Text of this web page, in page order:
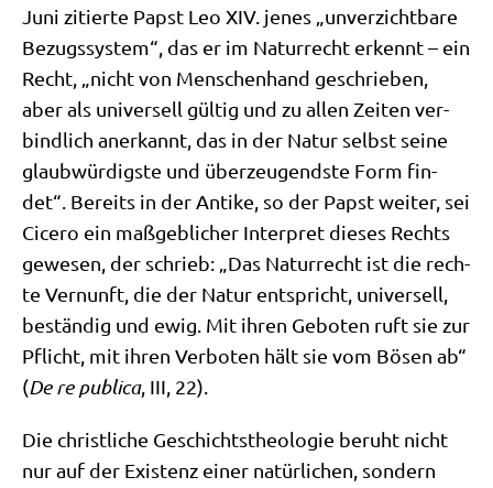
Juni zitier­te Papst Leo XIV. jenes „unver­zicht­ba­re
Bezugs­sy­stem“, das er im Natur­recht erkennt – ein
Recht, „nicht von Men­schen­hand geschrie­ben,
aber als uni­ver­sell gül­tig und zu allen Zei­ten ver­
bind­lich aner­kannt, das in der Natur selbst sei­ne
glaub­wür­dig­ste und über­zeu­gend­ste Form fin­
det“. Bereits in der Anti­ke, so der Papst wei­ter, sei
Cice­ro ein maß­geb­li­cher Inter­pret die­ses Rechts
gewe­sen, der schrieb: „Das Natur­recht ist die rech­
te Ver­nunft, die der Natur ent­spricht, uni­ver­sell,
bestän­dig und ewig. Mit ihren Gebo­ten ruft sie zur
Pflicht, mit ihren Ver­bo­ten hält sie vom Bösen ab“
(De re publi­ca, III, 22).
Die christ­li­che Geschichts­theo­lo­gie beruht nicht
nur auf der Exi­stenz einer natür­li­chen, son­dern